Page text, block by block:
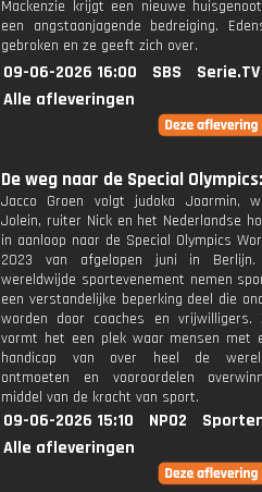
Mackenzie krijgt een nieuwe
een angstaanjagende bedreiging.
gebroken en ze geeft zich over.
09-06-2026 16:00 SBS
Serie.TV
Alle afleveringen
De weg naar de Special
Jacco Groen volgt judoka Joarmin,
Jolein, ruiter Nick en het Nederlandse
in aanloop naar de Special Olympics
2023 van afgelopen juni in
wereldwijde sportevenement nemen
een verstandelijke beperking deel die
worden door coaches en vrijwilligers.
vormt het een plek waar mensen met
handicap van over heel de
ontmoeten en vooroordelen
middel van de kracht van sport.
09-06-2026 15:10 NPO2
Alle afleveringen